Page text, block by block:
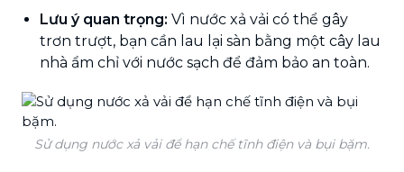
Lưu ý quan trọng: Vì nước xả vải có thể gây
trơn trượt, bạn cần lau lại sàn bằng một cây lau
nhà ẩm chỉ với nước sạch để đảm bảo an toàn.
Sử dụng nước xả vải để hạn chế tĩnh điện và bụi bặm.